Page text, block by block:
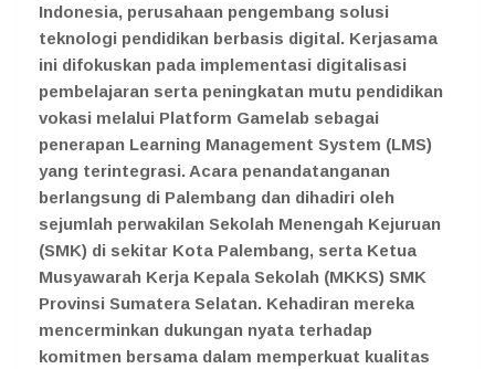
Indonesia, perusahaan pengembang solusi
teknologi pendidikan berbasis digital. Kerjasama
ini difokuskan pada implementasi digitalisasi
pembelajaran serta peningkatan mutu pendidikan
vokasi melalui Platform Gamelab sebagai
penerapan Learning Management System (LMS)
yang terintegrasi. Acara penandatanganan
berlangsung di Palembang dan dihadiri oleh
sejumlah perwakilan Sekolah Menengah Kejuruan
(SMK) di sekitar Kota Palembang, serta Ketua
Musyawarah Kerja Kepala Sekolah (MKKS) SMK
Provinsi Sumatera Selatan. Kehadiran mereka
mencerminkan dukungan nyata terhadap
komitmen bersama dalam memperkuat kualitas